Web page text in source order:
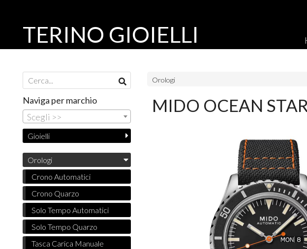
TERINO GIOIELLI
Orologi
MIDO OCEAN
Naviga per marchio
Scegli >>
Gioielli
Orologi
Crono Automatici
Crono Quarzo
Solo Tempo Automatici
Solo Tempo Quarzo
Tasca Carica Manuale